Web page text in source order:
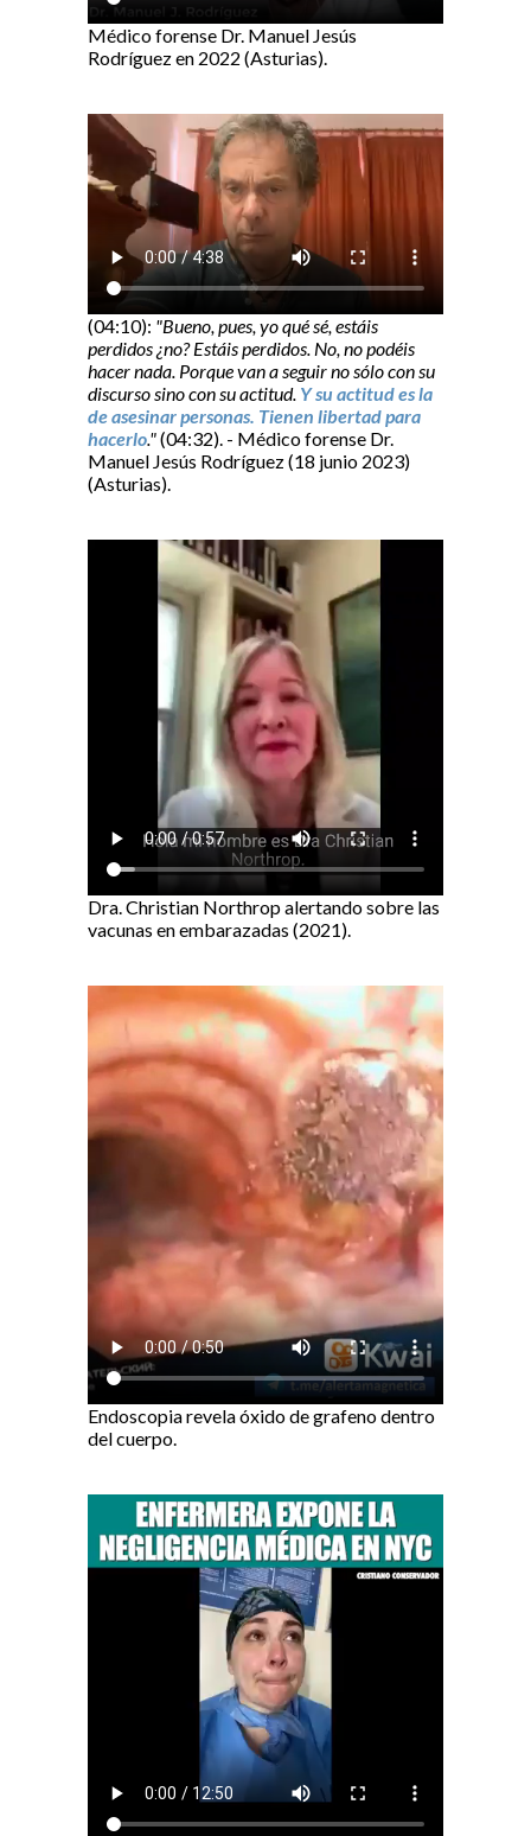
Médico forense Dr. Manuel Jesús
Rodríguez en 2022 (Asturias).
(04:10): "Bueno, pues, yo qué sé, estáis
perdidos ¿no? Estáis perdidos. No, no podéis
hacer nada. Porque van a seguir no sólo con su
discurso sino con su actitud. Y su actitud es la
de asesinar personas. Tienen libertad para
hacerlo."(04:32). - Médico forense Dr.
Manuel Jesús Rodríguez (18 junio 2023)
(Asturias).
Dra. Christian Northrop alertando sobre las
vacunas en embarazadas (2021).
Endoscopia revela óxido de grafeno dentro
del cuerpo.